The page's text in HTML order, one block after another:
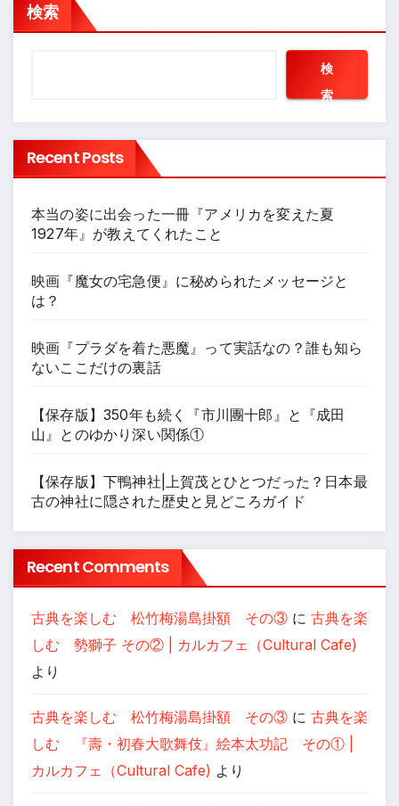
検索
検
索
Recent Posts
本当の姿に出会った一冊『アメリカを変えた夏
1927年』が教えてくれたこと
映画『魔女の宅急便』に秘められたメッセージと
は？
映画『プラダを着た悪魔』って実話なの？誰も知ら
ないここだけの裏話
【保存版】350年も続く『市川團十郎』と『成田
山』とのゆかり深い関係①
【保存版】下鴨神社|上賀茂とひとつだった？日本最
古の神社に隠された歴史と見どころガイド
Recent Comments
古典を楽しむ 松竹梅湯島掛額 その③ に 古典を楽
しむ 勢獅子 その② | カルカフェ（Cultural Cafe)
より
古典を楽しむ 松竹梅湯島掛額 その③ に 古典を楽
しむ 『壽・初春大歌舞伎』絵本太功記 その① |
カルカフェ（Cultural Cafe) より